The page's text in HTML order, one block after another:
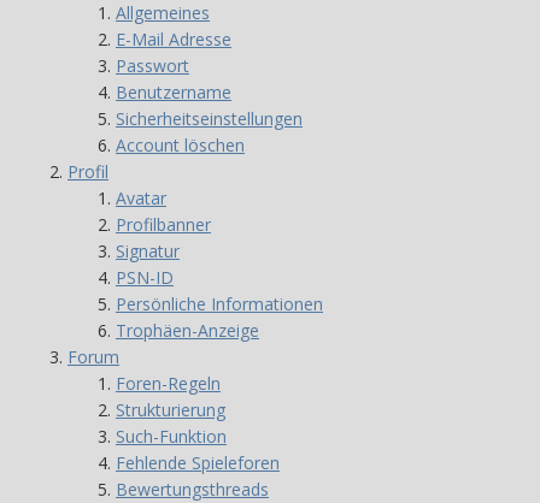
Allgemeines
E-Mail Adresse
Passwort
Benutzername
Sicherheitseinstellungen
Account löschen
Profil
Avatar
Profilbanner
Signatur
PSN-ID
Persönliche Informationen
Trophäen-Anzeige
Forum
Foren-Regeln
Strukturierung
Such-Funktion
Fehlende Spieleforen
Bewertungsthreads